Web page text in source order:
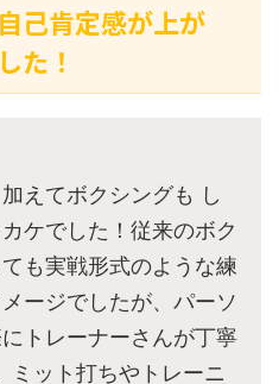
己肯定感が上が
た！
えてボクシングも し
ケでした！従来のボク
も実戦形式のような練
ージでしたが、パーソ
トレーナーさんが丁寧
ミット打ちやトレーニ